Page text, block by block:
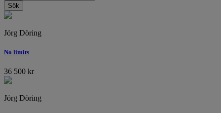
Jörg Döring
No limits
36 500 kr
Jörg Döring